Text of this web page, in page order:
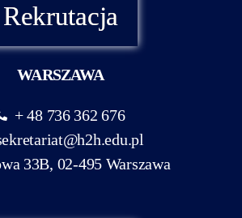
Rekrutacja
WARSZAWA
+ 48 736 362 676
33B, 02-495 Warszawa